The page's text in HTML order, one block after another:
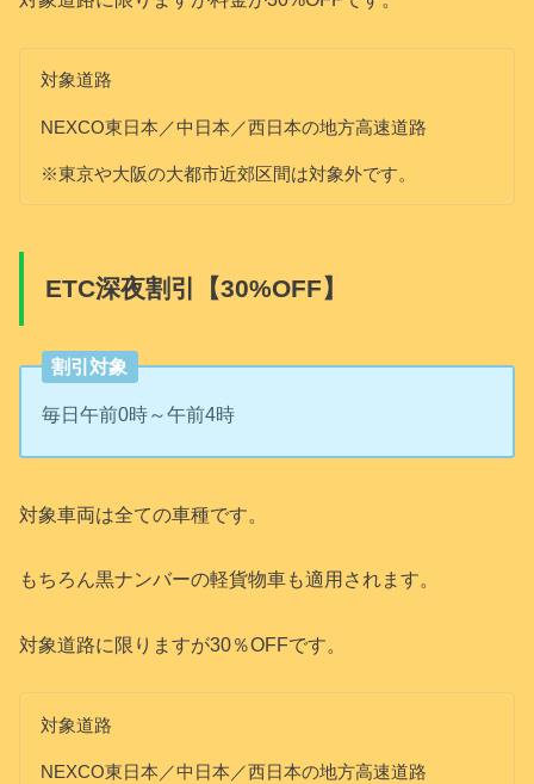
対象道路
NEXCO東日本／中日本／西日本の地方高速道路
※東京や大阪の大都市近郊区間は対象外です。
ETC深夜割引【30%OFF】
割引対象
毎日午前0時～午前4時
対象車両は全ての車種です。
もちろん黒ナンバーの軽貨物車も適用されます。
対象道路に限りますが30％OFFです。
対象道路
NEXCO東日本／中日本／西日本の地方高速道路